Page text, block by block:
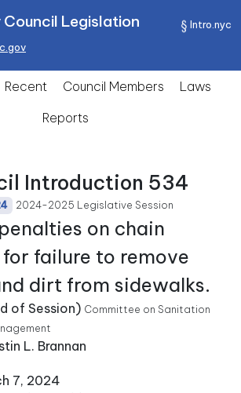
Intro.nyc
Legislation
Recent Council Members
Laws
Reports
Introduction 534
2024-2025 Legislative Session
on chain
for failure to remove
dirt from sidewalks.
of Session) Committee on Sanitation
L. Brannan
7, 2024